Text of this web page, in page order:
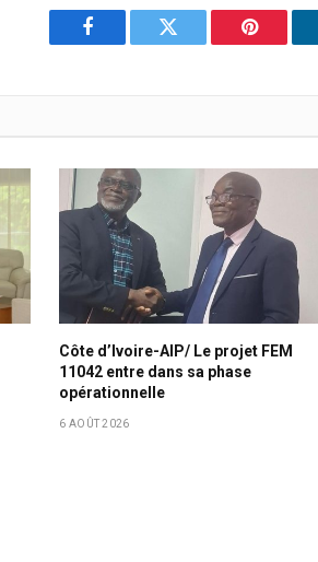
Facebook Twitter Pinterest
Côte d’Ivoire-AIP/ Le projet FEM
11042 entre dans sa phase
opérationnelle
6 AOÛT 2026